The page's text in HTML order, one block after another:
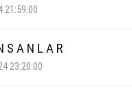
21:59:00
S A N L A R
23:20:00